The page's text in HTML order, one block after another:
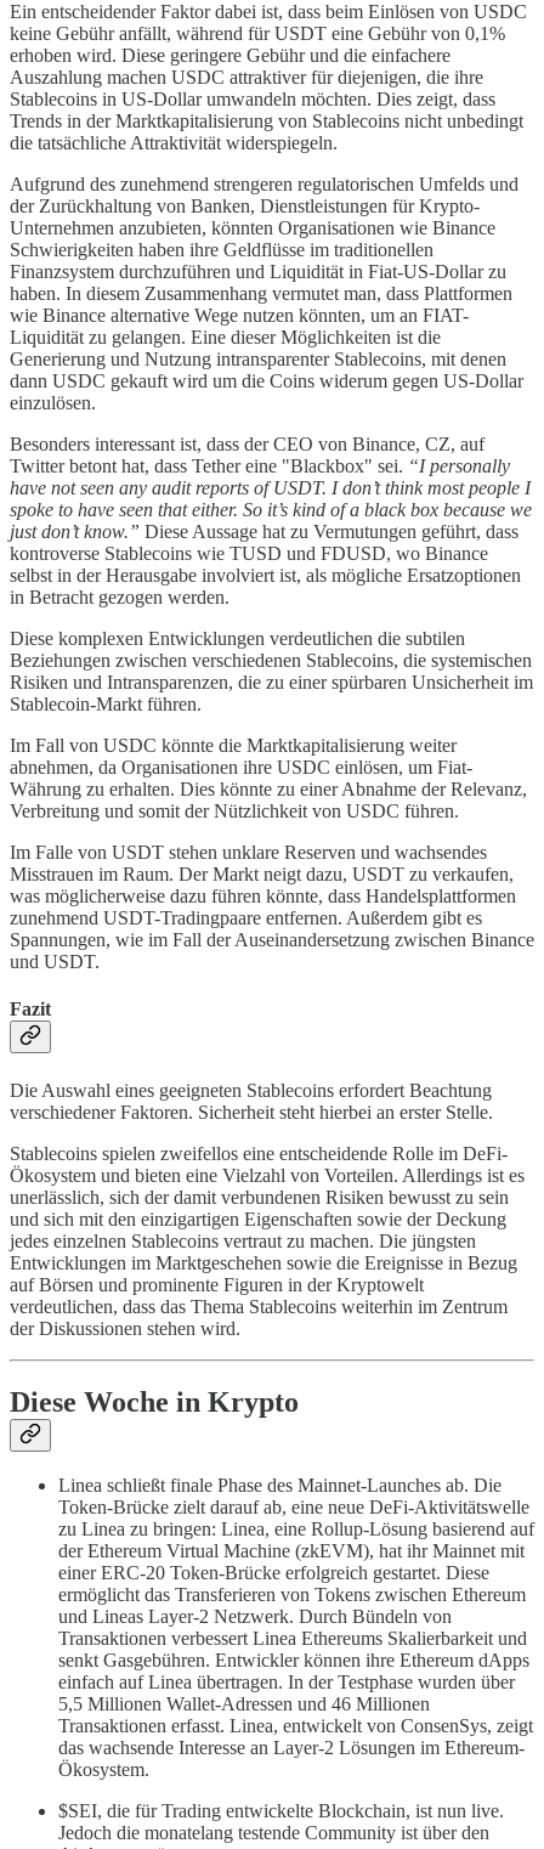
Ein entscheidender Faktor dabei ist, dass beim Einlösen von USDC
keine Gebühr anfällt, während für USDT eine Gebühr von 0,1%
erhoben wird. Diese geringere Gebühr und die einfachere
Auszahlung machen USDC attraktiver für diejenigen, die ihre
Stablecoins in US-Dollar umwandeln möchten. Dies zeigt, dass
Trends in der Marktkapitalisierung von Stablecoins nicht unbedingt
die tatsächliche Attraktivität widerspiegeln.
Aufgrund des zunehmend strengeren regulatorischen Umfelds und
der Zurückhaltung von Banken, Dienstleistungen für Krypto-
Unternehmen anzubieten, könnten Organisationen wie Binance
Schwierigkeiten haben ihre Geldflüsse im traditionellen
Finanzsystem durchzuführen und Liquidität in Fiat-US-Dollar zu
haben. In diesem Zusammenhang vermutet man, dass Plattformen
wie Binance alternative Wege nutzen könnten, um an FIAT-
Liquidität zu gelangen. Eine dieser Möglichkeiten ist die
Generierung und Nutzung intransparenter Stablecoins, mit denen
dann USDC gekauft wird um die Coins widerum gegen US-Dollar
einzulösen.
Besonders interessant ist, dass der CEO von Binance, CZ, auf
Twitter betont hat, dass Tether eine "Blackbox" sei. “I personally
have not seen any audit reports of USDT. I don’t think most people I
spoke to have seen that either. So it’s kind of a black box because we
just don’t know.” Diese Aussage hat zu Vermutungen geführt, dass
kontroverse Stablecoins wie TUSD und FDUSD, wo Binance
selbst in der Herausgabe involviert ist, als mögliche Ersatzoptionen
in Betracht gezogen werden.
Diese komplexen Entwicklungen verdeutlichen die subtilen
Beziehungen zwischen verschiedenen Stablecoins, die systemischen
Risiken und Intransparenzen, die zu einer spürbaren Unsicherheit im
Stablecoin-Markt führen.
Im Fall von USDC könnte die Marktkapitalisierung weiter
abnehmen, da Organisationen ihre USDC einlösen, um Fiat-
Währung zu erhalten. Dies könnte zu einer Abnahme der Relevanz,
Verbreitung und somit der Nützlichkeit von USDC führen.
Im Falle von USDT stehen unklare Reserven und wachsendes
Misstrauen im Raum. Der Markt neigt dazu, USDT zu verkaufen,
was möglicherweise dazu führen könnte, dass Handelsplattformen
zunehmend USDT-Tradingpaare entfernen. Außerdem gibt es
Spannungen, wie im Fall der Auseinandersetzung zwischen Binance
und USDT.
Fazit
Die Auswahl eines geeigneten Stablecoins erfordert Beachtung
verschiedener Faktoren. Sicherheit steht hierbei an erster Stelle.
Stablecoins spielen zweifellos eine entscheidende Rolle im DeFi-
Ökosystem und bieten eine Vielzahl von Vorteilen. Allerdings ist es
unerlässlich, sich der damit verbundenen Risiken bewusst zu sein
und sich mit den einzigartigen Eigenschaften sowie der Deckung
jedes einzelnen Stablecoins vertraut zu machen. Die jüngsten
Entwicklungen im Marktgeschehen sowie die Ereignisse in Bezug
auf Börsen und prominente Figuren in der Kryptowelt
verdeutlichen, dass das Thema Stablecoins weiterhin im Zentrum
der Diskussionen stehen wird.
Diese Woche in Krypto
Linea schließt finale Phase des Mainnet-Launches ab. Die
Token-Brücke zielt darauf ab, eine neue DeFi-Aktivitätswelle
zu Linea zu bringen: Linea, eine Rollup-Lösung basierend auf
der Ethereum Virtual Machine (zkEVM), hat ihr Mainnet mit
einer ERC-20 Token-Brücke erfolgreich gestartet. Diese
ermöglicht das Transferieren von Tokens zwischen Ethereum
und Lineas Layer-2 Netzwerk. Durch Bündeln von
Transaktionen verbessert Linea Ethereums Skalierbarkeit und
senkt Gasgebühren. Entwickler können ihre Ethereum dApps
einfach auf Linea übertragen. In der Testphase wurden über
5,5 Millionen Wallet-Adressen und 46 Millionen
Transaktionen erfasst. Linea, entwickelt von ConsenSys, zeigt
das wachsende Interesse an Layer-2 Lösungen im Ethereum-
Ökosystem.
$SEI, die für Trading entwickelte Blockchain, ist nun live.
Jedoch die monatelang testende Community ist über den